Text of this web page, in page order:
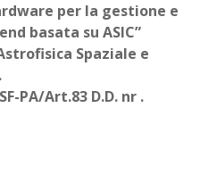
per la gestione e
basata su ASIC”
Spaziale e
PA/Art.83 D.D. nr .